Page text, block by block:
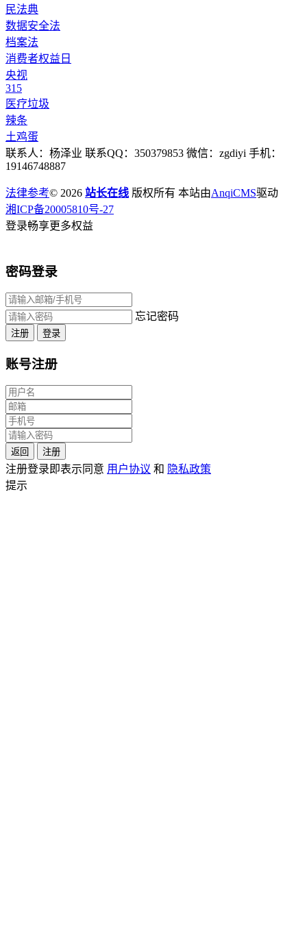
民法典
数据安全法
档案法
消费者权益日
央视
315
医疗垃圾
辣条
土鸡蛋
联系人：杨泽业 联系QQ：350379853 微信：zgdiyi 手机：
19146748887
法律参考© 2026 站长在线 版权所有 本站由AnqiCMS驱动
湘ICP备20005810号-27
登录畅享更多权益
密码登录
忘记密码
注册 登录
账号注册
返回 注册
注册登录即表示同意 用户协议 和 隐私政策
提示